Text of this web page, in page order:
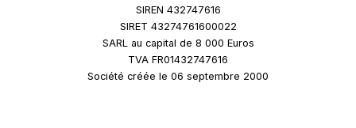
SIREN 432747616
SIRET 43274761600022
SARL au capital de 8 000 Euros
TVA FR01432747616
Société créée le 06 septembre 2000